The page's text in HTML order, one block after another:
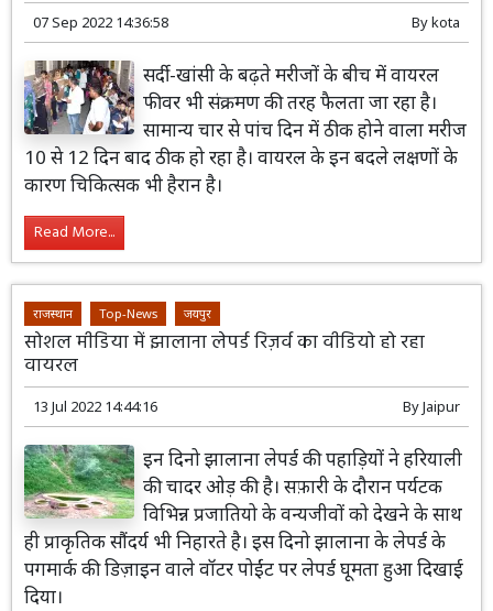
07 Sep 2022 14:36:58 Bykota
सर्दी-खांसी के बढ़ते मरीजों के बीच में वायरल
फीवर भी संक्रमण की तरह फैलता जा रहा है।
सामान्य चार से पांच दिन में ठीक होने वाला मरीज
10 से 12 दिन बाद ठीक हो रहा है। वायरल के इन बदले लक्षणों के
कारण चिकित्सक भी हैरान है।
Read More...
राजस्थान Top-News जयपुर
सोशल मीडिया में झालाना लेपर्ड रिज़र्व का वीडियो हो रहा
वायरल
13 Jul 2022 14:44:16 ByJaipur
इन दिनो झालाना लेपर्ड की पहाड़ियों ने हरियाली
की चादर ओड़ की है। सफ़ारी के दौरान पर्यटक
विभिन्न प्रजातियो के वन्यजीवों को देखने के साथ
ही प्राकृतिक सौंदर्य भी निहारते है। इस दिनो झालाना के लेपर्ड के
पगमार्क की डिज़ाइन वाले वॉटर पोईंट पर लेपर्ड घूमता हुआ दिखाई
दिया।